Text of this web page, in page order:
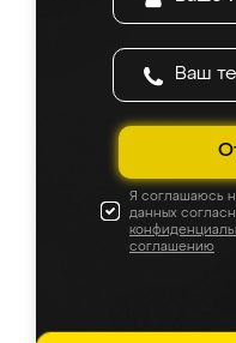
Я соглашаюсь
данных
соглашению